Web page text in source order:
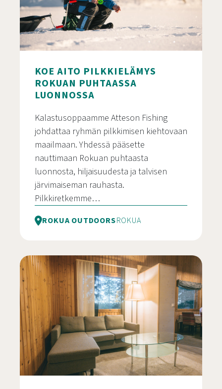
KOE AITO PILKKIELÄMYS
ROKUAN PUHTAASSA
LUONNOSSA
Kalastusoppaamme Atteson Fishing
johdattaa ryhmän pilkkimisen kiehtovaan
maailmaan. Yhdessä pääsette
nauttimaan Rokuan puhtaasta
luonnosta, hiljaisuudesta ja talvisen
järvimaiseman rauhasta.
Pilkkiretkemme…
ROKUA OUTDOORSROKUA